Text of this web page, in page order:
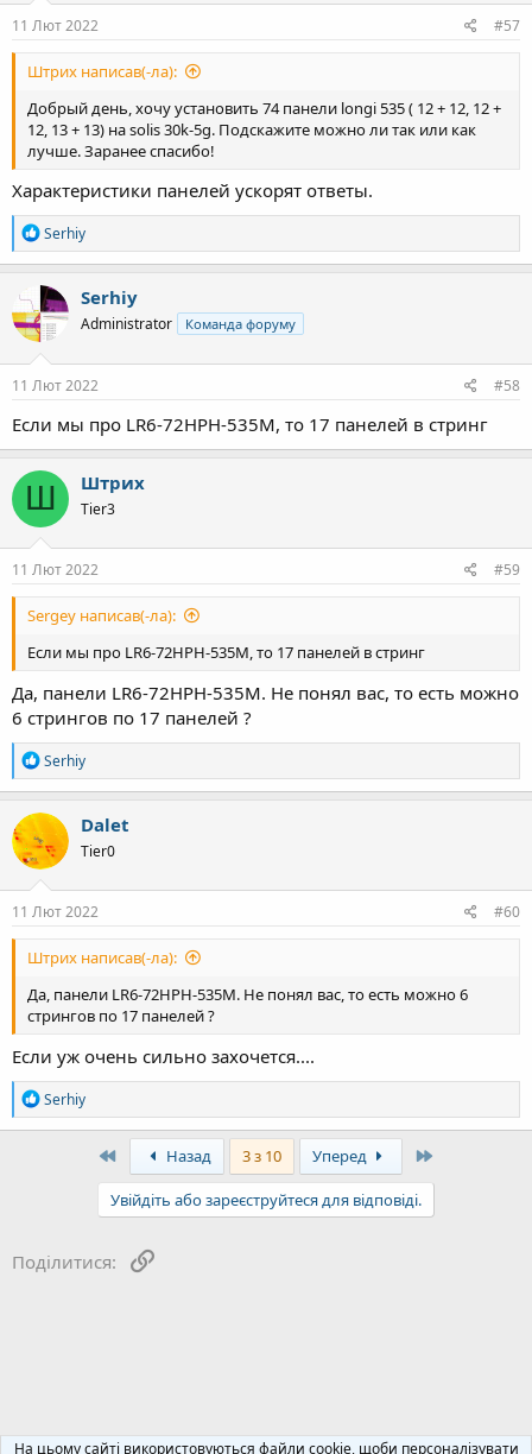
11 Лют 2022 #57
Штрих написав(-ла):
Добрый день, хочу установить 74 панели longi 535 ( 12 + 12, 12 +
12, 13 + 13) на solis 30k-5g. Подскажите можно ли так или как
лучше. Заранее спасибо!
Характеристики панелей ускорят ответы.
Р
е
а
к
ц
і
:
Serhiy
Serhiy
Administrator Команда форуму
11 Лют 2022 #58
Если мы про LR6-72HPH-535M, то 17 панелей в стринг
Ш Штрих
Tier3
11 Лют 2022 #59
Sergey написав(-ла):
Если мы про LR6-72HPH-535M, то 17 панелей в стринг
Да, панели LR6-72HPH-535M. Не понял вас, то есть можно
6 стрингов по 17 панелей ?
Р
е
а
к
і
ї
:
Serhiy
Dalet
Tier0
11 Лют 2022 #60
Штрих написав(-ла):
Да, панели LR6-72HPH-535M. Не понял вас, то есть можно 6
стрингов по 17 панелей ?
Если уж очень сильно захочется....
Р
е
а
Serhiy
First Назад 3 з 10 Уперед
Увійдіть або зареєструйтеся для відповіді.
Поділитися:
Сонячні інвертори - мережеві, автономні, гібридні
На цьому сайті використовуються файли cookie, щоби персоналізувати